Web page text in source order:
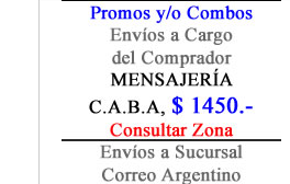
Farmacia / Farmacología
Fisiatría / Kinesiología
Fisiología / Fisiopatología
Fonoaudiología
Gastroenterología